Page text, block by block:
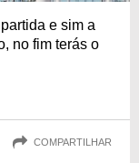
e sim a
no fim terás o
COMPARTILHAR